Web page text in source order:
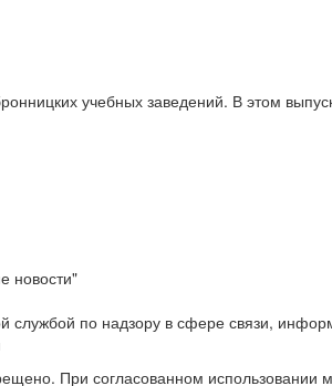
учебных заведений. В этом
новости"
по надзору в сфере связи,
При согласованном использовании